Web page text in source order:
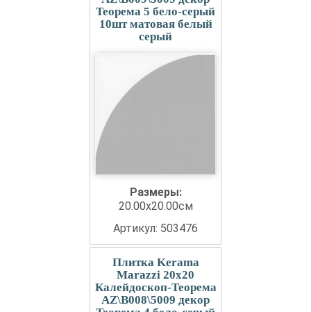
Теорема 5 бело-серый
10шт матовая белый
серый
Размеры:
20.00x20.00см
Артикул: 503476
Плитка Kerama
Marazzi 20x20
Калейдоскоп-Теорема
AZ\B008\5009 декор